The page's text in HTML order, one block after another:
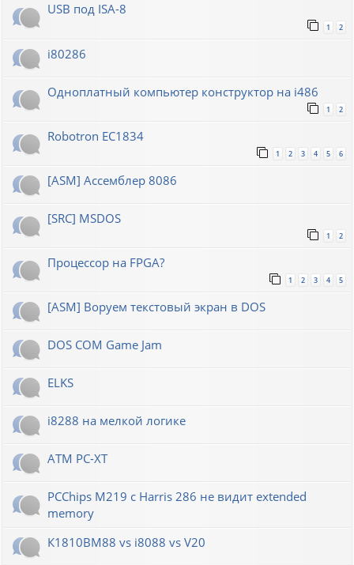
USB под ISA-8
1 2
i80286
Одноплатный компьютер конструктор на i486
1 2
Robotron EC1834
1 2 3 4 5 6
[ASM] Ассемблер 8086
[SRC] MSDOS
1 2
Процессор на FPGA?
1 2 3 4 5
[ASM] Воруем текстовый экран в DOS
DOS COM Game Jam
ELKS
i8288 на мелкой логике
ATM PC-XT
PCChips M219 с Harris 286 не видит extended
memory
К1810ВМ88 vs i8088 vs V20